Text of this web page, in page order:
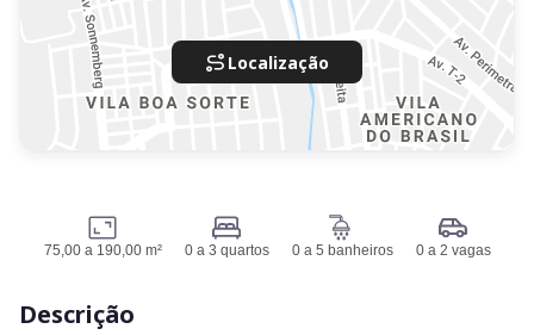
Localização
75,00 a 190,00 m² 0 a 3 quartos 0 a 5 banheiros 0 a 2 vagas
Descrição